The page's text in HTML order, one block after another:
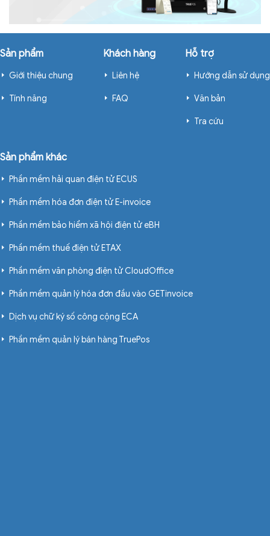
Sản phẩm
Giới thiệu chung
Tính năng
Khách hàng
Liên hệ
FAQ
Hỗ trợ
Hướng dẫn sử dụng
Văn bản
Tra cứu
Sản phẩm khác
Phần mềm hải quan điện tử ECUS
Phần mềm hóa đơn điện tử E-invoice
Phần mềm bảo hiểm xã hội điện tử eBH
Phần mềm thuế điện tử ETAX
Phần mềm văn phòng điện tử CloudOffice
Phần mềm quản lý hóa đơn đầu vào GETinvoice
Dịch vụ chữ ký số công cộng ECA
Phần mềm quản lý bán hàng TruePos